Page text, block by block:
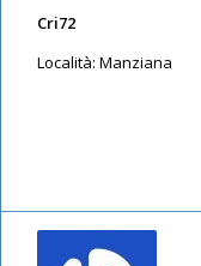
Cri72
Località: Manziana